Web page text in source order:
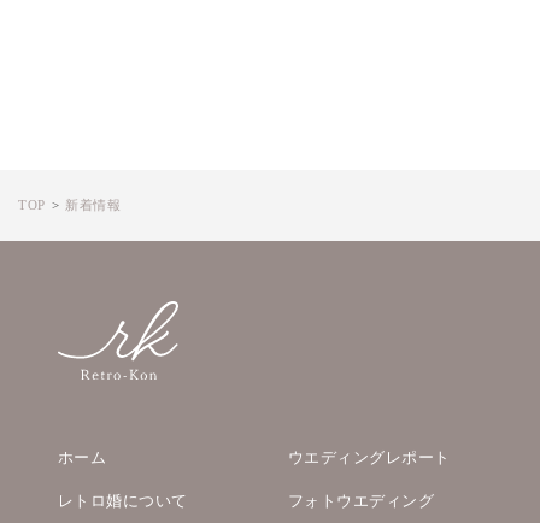
TOP 新着情報
ホーム
ウエディングレポート
レトロ婚について
フォトウエディング